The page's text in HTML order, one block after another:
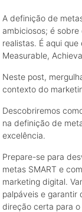
A definição de
ambiciosos; é
realistas. É aqui
Measurable,
Neste post,
contexto do
Descobriremos
na definição de
excelência.
Prepare-se para
metas SMART e
marketing digital.
palpáveis e garantir
direção certa para